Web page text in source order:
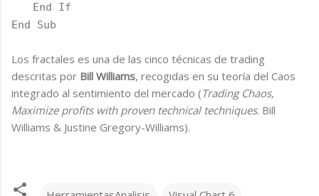
End If
End Sub
Los fractales es una de las cinco técnicas de trading
descritas por Bill Williams, recogidas en su teoría del Caos
integrado al sentimiento del mercado (Trading Chaos,
Maximize profits with proven technical techniques. Bill
Williams & Justine Gregory-Williams).